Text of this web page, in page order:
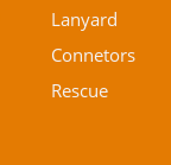
Lanyard
Connetors
Rescue